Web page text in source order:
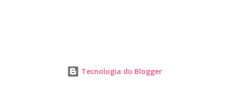
Tecnologia do Blogger